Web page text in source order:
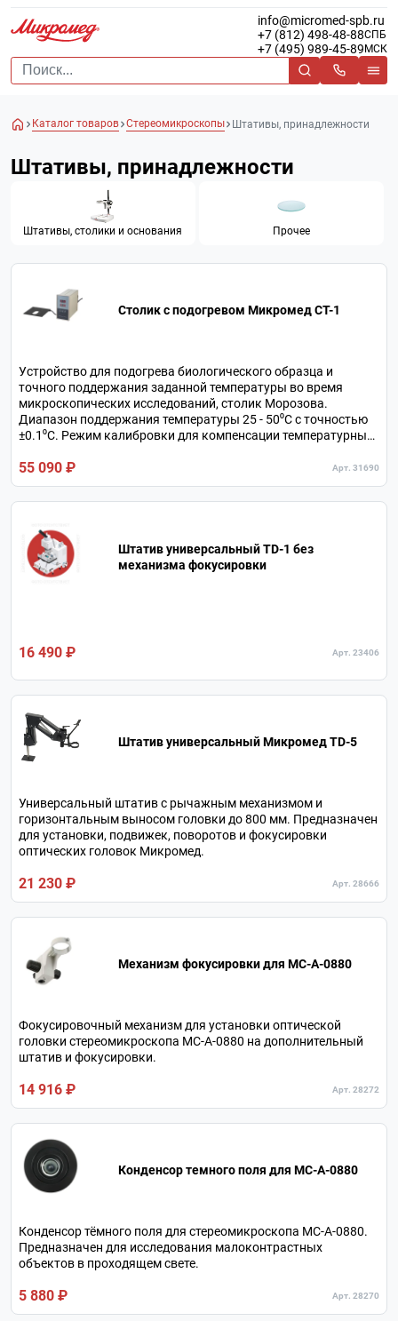
info@micromed-spb.ru
+7 (812) 498-48-88СПБ
+7 (495) 989-45-89 МСК
Каталог товаров Стереомикроскопы Штативы, принадлежности
Штативы, принадлежности
Штативы, столики и основания Прочее
Столик с подогревом Микромед СТ-1
Устройство для подогрева биологического образца и
точного поддержания заданной температуры во время
микроскопических исследований, столик Морозова.
Диапазон поддержания температуры 25 - 50⁰С с точностью
±0.1⁰С. Режим калибровки для компенсации температурных
55 090 ₽ Арт. 31690
Штатив универсальный TD-1 без
механизма фокусировки
16 490 ₽ Арт. 23406
Штатив универсальный Микромед TD-5
Универсальный штатив с рычажным механизмом и
горизонтальным выносом головки до 800 мм. Предназначен
для установки, подвижек, поворотов и фокусировки
оптических головок Микромед.
21 230 ₽ Арт. 28666
Механизм фокусировки для МС-А-0880
Фокусировочный механизм для установки оптической
головки стереомикроскопа МС-А-0880 на дополнительный
штатив и фокусировки.
14 916 ₽ Арт. 28272
Конденсор темного поля для МС-А-0880
Конденсор тёмного поля для стереомикроскопа МС-А-0880.
Предназначен для исследования малоконтрастных
объектов в проходящем свете.
5 880 ₽ Арт. 28270